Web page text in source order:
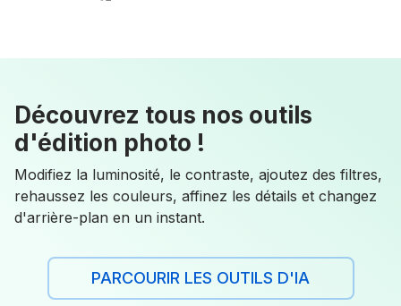
Découvrez tous nos outils
d'édition photo !
Modifiez la luminosité, le contraste, ajoutez des filtres,
rehaussez les couleurs, affinez les détails et changez
d'arrière-plan en un instant.
PARCOURIR LES OUTILS D'IA